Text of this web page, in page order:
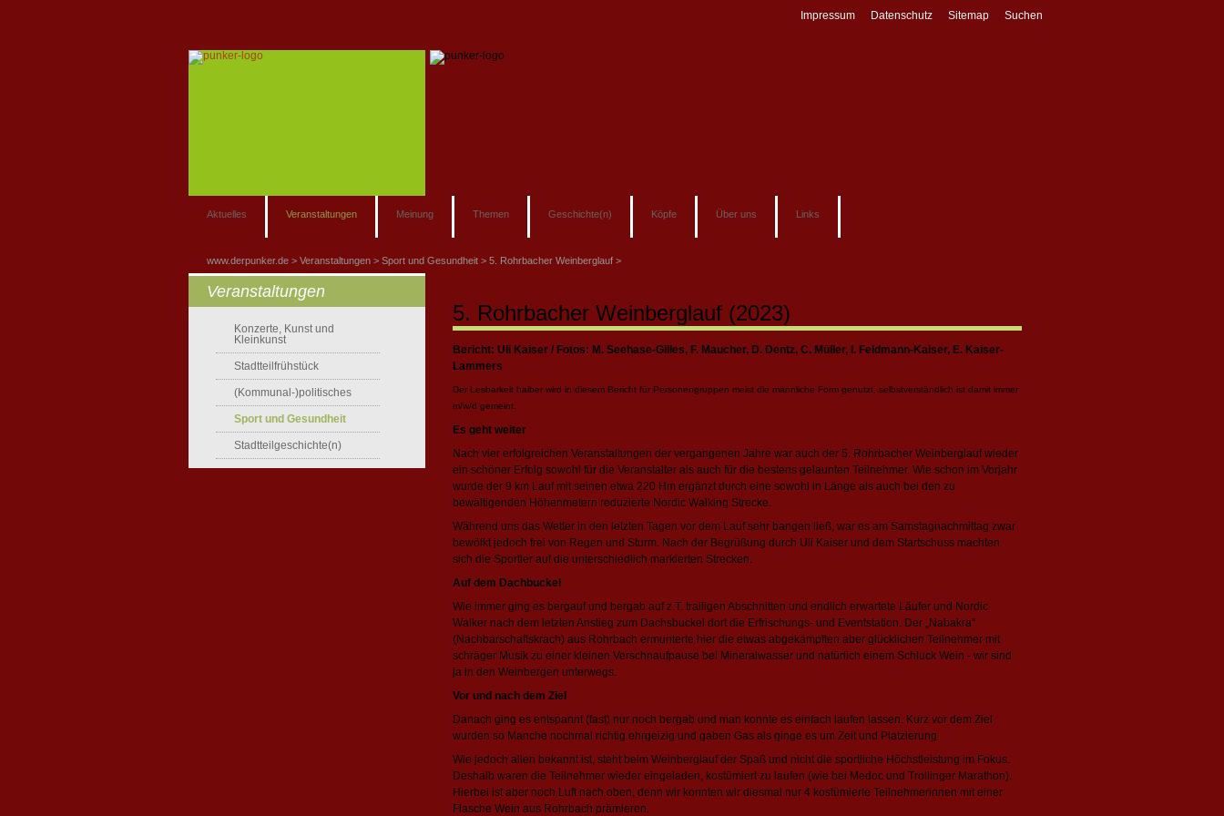
Aktuelles Veranstaltungen Meinung Themen Geschichte(n) Köpfe Über uns Links
www.derpunker.de Veranstaltungen Sport und Gesundheit 5. Rohrbacher Weinberglauf
Impressum Datenschutz Sitemap Suchen
5. Rohrbacher Weinberglauf (2023)
Bericht: Uli Kaiser / Fotos: M. Seehase-Gilles, F. Maucher, D. Dentz, C. Müller, I. Feldmann-Kaiser, E. Kaiser-
Lammers
Der Lesbarkeit halber wird in diesem Bericht für Personengruppen meist die männliche Form genutzt, selbstverständlich ist damit immer
m/w/d gemeint.
Es geht weiter
Nach vier erfolgreichen Veranstaltungen der vergangenen Jahre war auch der 5. Rohrbacher Weinberglauf wieder
ein schöner Erfolg sowohl für die Veranstalter als auch für die bestens gelaunten Teilnehmer. Wie schon im Vorjahr
wurde der 9 km Lauf mit seinen etwa 220 Hm ergänzt durch eine sowohl in Länge als auch bei den zu
bewältigenden Höhenmetern reduzierte Nordic Walking Strecke.
Während uns das Wetter in den letzten Tagen vor dem Lauf sehr bangen ließ, war es am Samstagnachmittag zwar
bewölkt jedoch frei von Regen und Sturm. Nach der Begrüßung durch Uli Kaiser und dem Startschuss machten
sich die Sportler auf die unterschiedlich markierten Strecken.
Auf dem Dachbuckel
Wie immer ging es bergauf und bergab auf z.T. trailigen Abschnitten und endlich erwartete Läufer und Nordic
Walker nach dem letzten Anstieg zum Dachsbuckel dort die Erfrischungs- und Eventstation. Der „Nabakra“
(Nachbarschaftskrach) aus Rohrbach ermunterte hier die etwas abgekämpften aber glücklichen Teilnehmer mit
schräger Musik zu einer kleinen Verschnaufpause bei Mineralwasser und natürlich einem Schluck Wein - wir sind
ja in den Weinbergen unterwegs.
Vor und nach dem Ziel
Danach ging es entspannt (fast) nur noch bergab und man konnte es einfach laufen lassen. Kurz vor dem Ziel
wurden so Manche nochmal richtig ehrgeizig und gaben Gas als ginge es um Zeit und Platzierung.
Wie jedoch allen bekannt ist, steht beim Weinberglauf der Spaß und nicht die sportliche Höchstleistung im Fokus.
Deshalb waren die Teilnehmer wieder eingeladen, kostümiert zu laufen (wie bei Medoc und Trollinger Marathon).
Hierbei ist aber noch Luft nach oben, denn wir konnten wir diesmal nur 4 kostümierte Teilnehmerinnen mit einer
Flasche Wein aus Rohrbach prämieren.
Veranstaltungen
Konzerte, Kunst und
Kleinkunst
Stadtteilfrühstück
(Kommunal-)politisches
Sport und Gesundheit
Stadtteilgeschichte(n)